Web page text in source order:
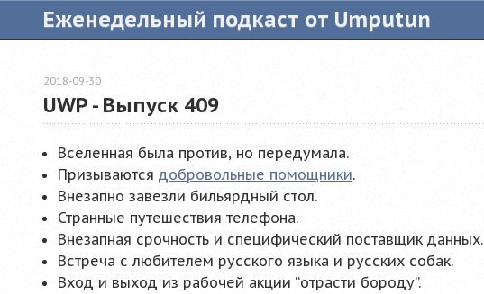
Еженедельный подкаст от Umputun
UWP - Выпуск 409
2018-09-30
Вселенная была против, но передумала.
Призываются добровольные помощники.
Внезапно завезли бильярдный стол.
Странные путешествия телефона.
Внезапная срочность и специфический поставщик данных.
Встреча с любителем русского языка и русских собак.
Вход и выход из рабочей акции “отрасти бороду”.